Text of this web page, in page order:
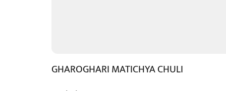
GHAROGHARI MATICHYA CHULI